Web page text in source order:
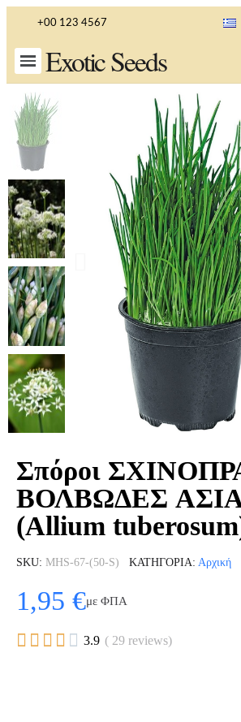
+00 123 4567
Exotic Seeds
Σπόροι
ΒΟΛΒΩΔΕΣ
(Allium
SKU MHS-67-(50-S) ΚΑΤΗΓΟΡΊΑ Αρχική
1,95 €με ΦΠΑ
     3.9 ( 29 reviews)